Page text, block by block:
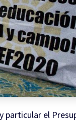
particular el